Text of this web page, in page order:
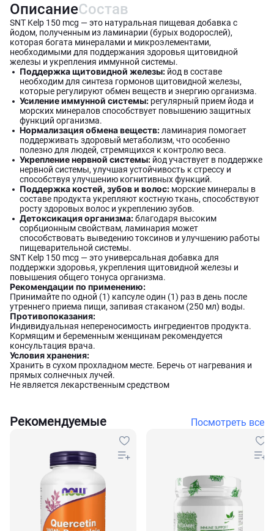
ОписаниеСостав
SNT Kelp 150 mcg — это натуральная пищевая добавка с
йодом, полученным из ламинарии (бурых водорослей),
которая богата минералами и микроэлементами,
необходимыми для поддержания здоровья щитовидной
железы и укрепления иммунной системы.
Поддержка щитовидной железы: йод в составе
необходим для синтеза гормонов щитовидной железы,
которые регулируют обмен веществ и энергию организма.
Усиление иммунной системы: регулярный прием йода и
морских минералов способствует повышению защитных
функций организма.
Нормализация обмена веществ:ламинария помогает
поддерживать здоровый метаболизм, что особенно
полезно для людей, стремящихся к контролю веса.
Укрепление нервной системы: йод участвует в поддержке
нервной системы, улучшая устойчивость к стрессу и
способствуя улучшению когнитивных функций.
Поддержка костей, зубов и волос: морские минералы в
составе продукта укрепляют костную ткань, способствуют
росту здоровых волос и укреплению зубов.
Детоксикация организма:благодаря высоким
сорбционным свойствам, ламинария может
способствовать выведению токсинов и улучшению работы
пищеварительной системы.
SNT Kelp 150 mcg — это универсальная добавка для
поддержки здоровья, укрепления щитовидной железы и
повышения общего тонуса организма.
Рекомендации по применению:
Принимайте по одной (1) капсуле один (1) раз в день после
утреннего приема пищи, запивая стаканом (250 мл) воды.
Противопоказания:
Индивидуальная непереносимость ингредиентов продукта.
Кормящим и беременным женщинам рекомендуется
консультация врача.
Условия хранения:
Хранить в сухом прохладном месте. Беречь от нагревания и
прямых солнечных лучей.
Не является лекарственным средством
Рекомендуемые Посмотреть все